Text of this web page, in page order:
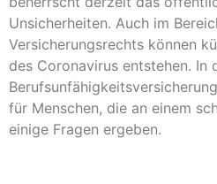
Unsicherheiten. Auch im
Versicherungsrechts können
des Coronavirus entstehen. In
für Menschen, die an einem
einige Fragen ergeben.